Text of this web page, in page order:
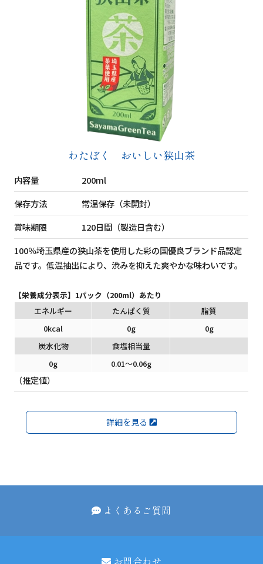
わたぼく おいしい狭山茶
内容量
200ml
保存方法
常温保存（未開封）
賞味期限
120日間（製造日含む）
100％埼玉県産の狭山茶を使用した彩の国優良ブランド品認定
品です。低温抽出により、渋みを抑えた爽やかな味わいです。
【栄養成分表示】1パック（200ml）あたり
エネルギー
たんぱく質
脂質
0kcal
0g
0g
炭水化物
食塩相当量
0g
0.01～0.06g
（推定値）
詳細を見る
よくあるご質問
お問合わせ